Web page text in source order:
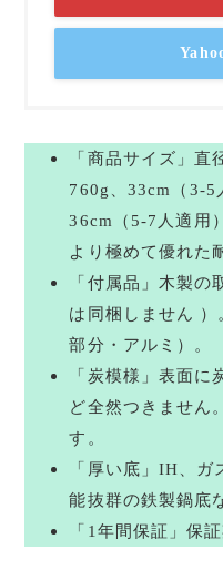
「商品サイズ」
760g、33cm（3-5
36cm（5-7人適用
より極めて優れた
「付属品」木製
は同梱しません
部分・アルミ）。
「炭模様」表面
ど全然つきません
す。
「厚い底」IH、
能抜群の鉄製鍋底
「1年間保証」保